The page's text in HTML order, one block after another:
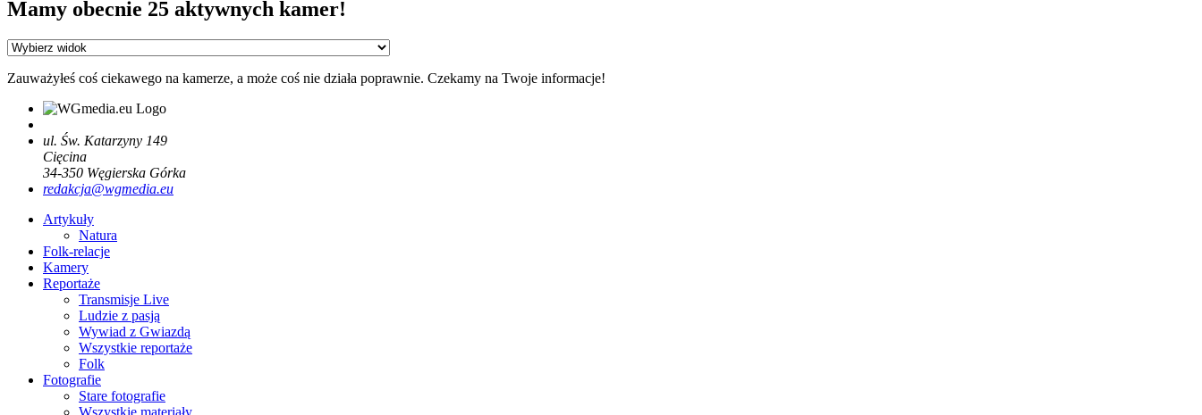
Mamy obecnie 25 aktywnych kamer!
Zauważyłeś coś ciekawego na kamerze, a może coś nie działa poprawnie. Czekamy na Twoje informacje!
ul. Św. Katarzyny 149
Cięcina
34-350 Węgierska Górka
redakcja@wgmedia.eu
Artykuły
Natura
Folk-relacje
Kamery
Reportaże
Transmisje Live
Ludzie z pasją
Wywiad z Gwiazdą
Wszystkie reportaże
Folk
Fotografie
Stare fotografie
Wszystkie materiały